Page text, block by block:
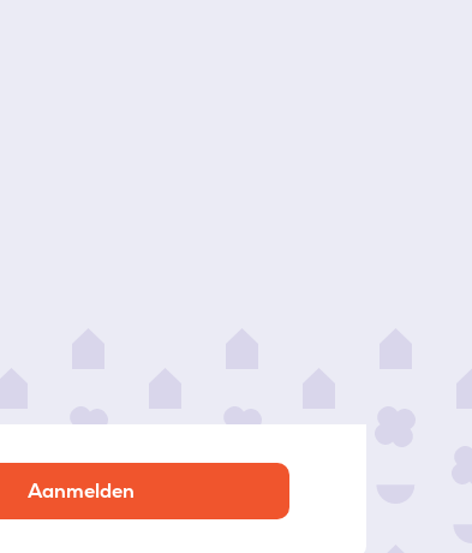
Aanmelden